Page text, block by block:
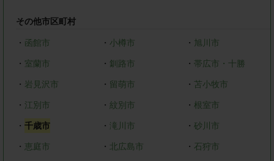
その他市区町村
・ 函館市 ・ 小樽市 ・ 旭川市
・ 室蘭市 ・ 釧路市 ・ 帯広市・十勝
・ 岩見沢市 ・ 留萌市 ・苫小牧市
・ 江別市 ・ 紋別市 ・ 根室市
・ 千歳市 ・ 滝川市 ・砂川市
・ 恵庭市 ・ 北広島市 ・ 石狩市